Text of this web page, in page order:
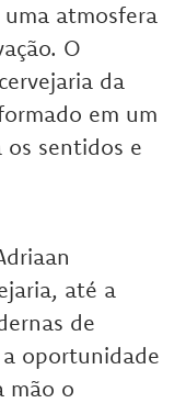
atmosfera
O
da
em um
sentidos e
até a
de
oportunidade
mão o